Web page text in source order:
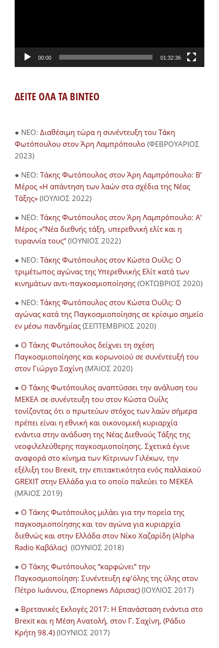
00:00 01:32:36
ΔΕΙΤΕ ΟΛΑ ΤΑ ΒΙΝΤΕΟ
● NEO: Διαθέσιμη τώρα η συνέντευξη του Τάκη
Φωτόπουλου στον Άρη Λαμπρόπουλο (ΦΕΒΡΟΥΑΡΙΟΣ
2023)
● NEO: Τάκης Φωτόπουλος στον Άρη Λαμπρόπουλο: Β’
Μέρος «Η απάντηση των λαών στα σχέδια της Νέας
Τάξης» (ΙΟΥΛΙΟΣ 2022)
● NEO: Τάκης Φωτόπουλος στον Άρη Λαμπρόπουλο: Α’
Μέρος «”Νέα διεθνής τάξη, υπερεθνική ελίτ και η
τυραννία τους” (ΙΟΥΝΙΟΣ 2022)
● NEO: Τάκης Φωτόπουλος στον Κώστα Ουίλς: Ο
τριμέτωπος αγώνας της Υπερεθνικής Ελίτ κατά των
κινημάτων αντι-παγκοσμιοποίησης (ΟΚΤΩΒΡΙΟΣ 2020)
● NEO: Τάκης Φωτόπουλος στον Κώστα Ουίλς: Ο
αγώνας κατά της Παγκοσμιοποίησης σε κρίσιμο σημείο
εν μέσω πανδημίας (ΣΕΠΤΕΜΒΡΙΟΣ 2020)
● Ο Τάκης Φωτόπουλος δείχνει τη σχέση
Παγκοσμιοποίησης και κορωνοϊού σε συνέντευξή του
στον Γιώργο Σαχίνη (ΜΆΙΟΣ 2020)
● O Τάκης Φωτόπουλος αναπτύσσει την ανάλυση του
ΜΕΚΕΑ σε συνέντευξη του στον Κώστα Ουίλς
τονίζοντας ότι ο πρωτεύων στόχος των λαών σήμερα
πρέπει είναι η εθνική και οικονομική κυριαρχία
ενάντια στην ανάδυση της Νέας Διεθνούς Τάξης της
νεοφιλελεύθερης παγκοσμιοποίησης. Σχετικά έγινε
αναφορά στο κίνημα των Κίτρινων Γιλέκων, την
εξέλιξη του Brexit, την επιτακτικότητα ενός παλλαϊκού
GREXIT στην Ελλάδα για το οποίο παλεύει το ΜΕΚΕΑ
(ΜΆΙΟΣ 2019)
● Ο Τάκης Φωτόπουλος μιλάει για την πορεία της
παγκοσμιοποίησης και τον αγώνα για κυριαρχία
διεθνώς και στην Ελλάδα στον Νίκο Χαζαρίδη (Alpha
Radio Καβάλας) (ΙΟΥΝΙΟΣ 2018)
● Ο Τάκης Φωτόπουλος “καρφώνει” την
Παγκοσμιοποίηση: Συνέντευξη εφ’όλης της ύλης στον
Πέτρο Ιωάννου, (Σπορnews Λάρισας) (ΙΟΥΛΙΟΣ 2017)
● Βρετανικές Εκλογές 2017: Η Επανάσταση ενάντια στο
Brexit και η Μέση Ανατολή, στον Γ. Σαχίνη, (Ράδιο
Κρήτη 98.4) (ΙΟΥΝΙΟΣ 2017)